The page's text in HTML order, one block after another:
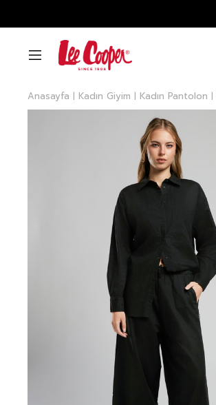
Anasayfa Kadın Giyim Kadın Pantolon